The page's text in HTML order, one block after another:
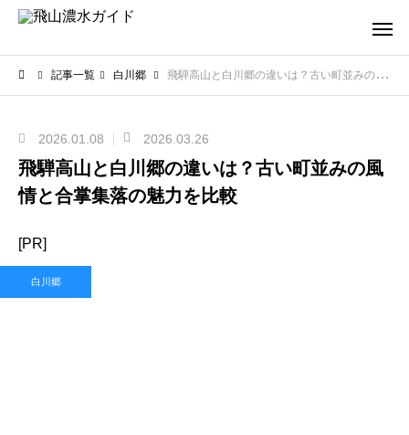
記事一覧 白川郷 飛騨高山と白川郷の違いは？古い町並みの風情と合掌集落の魅力を比較
2026.01.08 2026.03.26
飛騨高山と白川郷の違いは？古い町並みの風
情と合掌集落の魅力を比較
[PR]
白川郷